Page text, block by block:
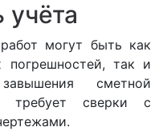
учёта
могут быть как
погрешностей, так и
сметной
требует сверки с